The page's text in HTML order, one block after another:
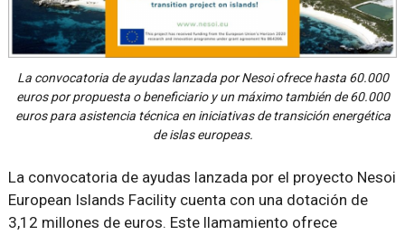
La convocatoria de ayudas lanzada por Nesoi ofrece hasta 60.000
euros por propuesta o beneficiario y un máximo también de 60.000
euros para asistencia técnica en iniciativas de transición energética
de islas europeas.
La convocatoria de ayudas lanzada por el proyecto Nesoi
European Islands Facility cuenta con una dotación de
3,12 millones de euros. Este llamamiento ofrece